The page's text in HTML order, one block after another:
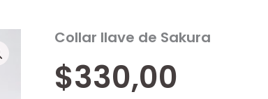
Collar llave de Sakura
$330,00